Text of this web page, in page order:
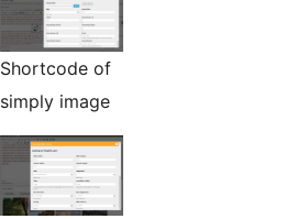
Shortcode of
simply image